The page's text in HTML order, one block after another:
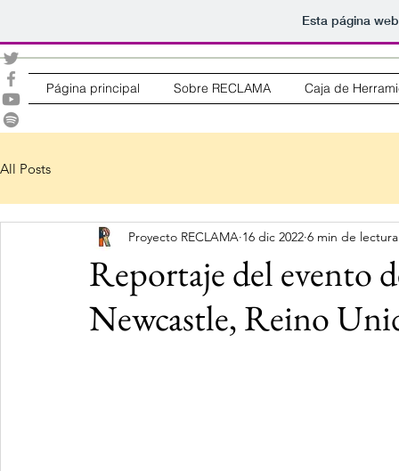
Esta página
Página principal Sobre RECLAMA Caja de
All Posts
Reportaje del evento
Newcastle, Reino
Proyecto RECLAMA 16 dic 2022 6 min de lectura